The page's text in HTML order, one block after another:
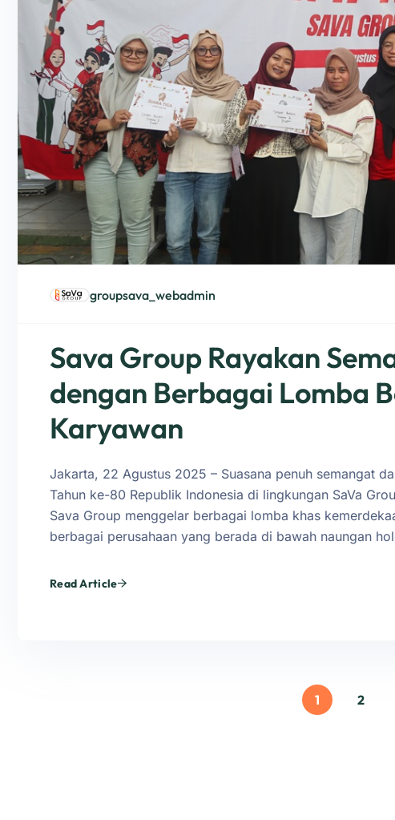
groupsava_webadmin
Sava Group Rayakan
dengan Berbagai Lomba
Karyawan
Jakarta, 22 Agustus 2025 – Suasana penuh semangat
Tahun ke-80 Republik Indonesia di lingkungan SaVa
Sava Group menggelar berbagai lomba khas
berbagai perusahaan yang berada di bawah naungan
Read Article
1 2